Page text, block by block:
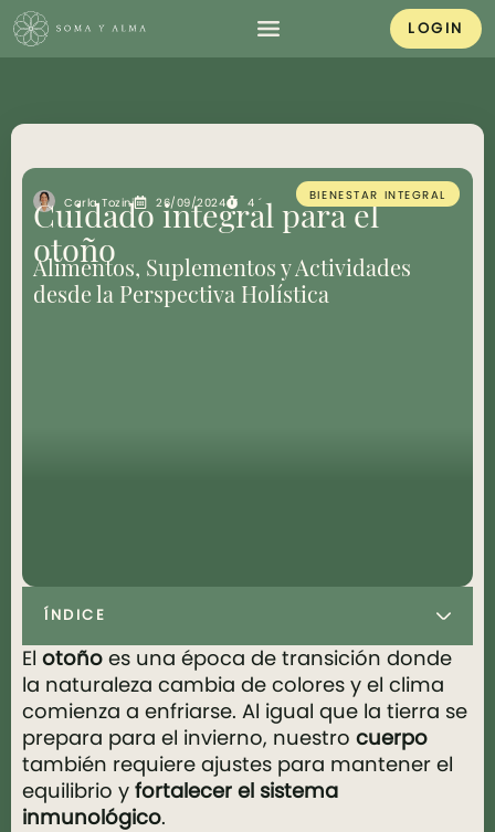
LOGIN
Carla Tozini 26/09/2024 4 ´
Cuidado integral para el
otoño
Alimentos, Suplementos y Actividades
desde la Perspectiva Holística
BIENESTAR INTEGRAL
ÍNDICE
El otoño es una época de transición donde
la naturaleza cambia de colores y el clima
comienza a enfriarse. Al igual que la tierra se
prepara para el invierno, nuestro cuerpo
también requiere ajustes para mantener el
equilibrio y fortalecer el sistema
inmunológico.